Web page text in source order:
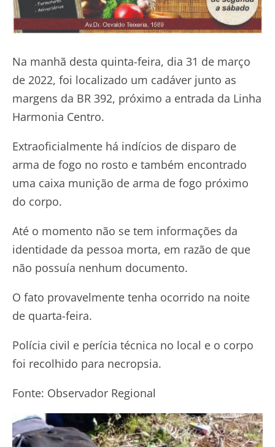
Na manhã desta quinta-feira, dia 31 de março
de 2022, foi localizado um cadáver junto as
margens da BR 392, próximo a entrada da Linha
Harmonia Centro.
Extraoficialmente há indícios de disparo de
arma de fogo no rosto e também encontrado
uma caixa munição de arma de fogo próximo
do corpo.
Até o momento não se tem informações da
identidade da pessoa morta, em razão de que
não possuía nenhum documento.
O fato provavelmente tenha ocorrido na noite
de quarta-feira.
Polícia civil e perícia técnica no local e o corpo
foi recolhido para necropsia.
Fonte: Observador Regional